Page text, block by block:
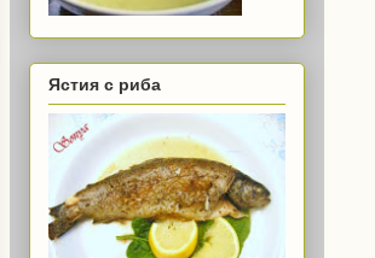
Ястия с риба